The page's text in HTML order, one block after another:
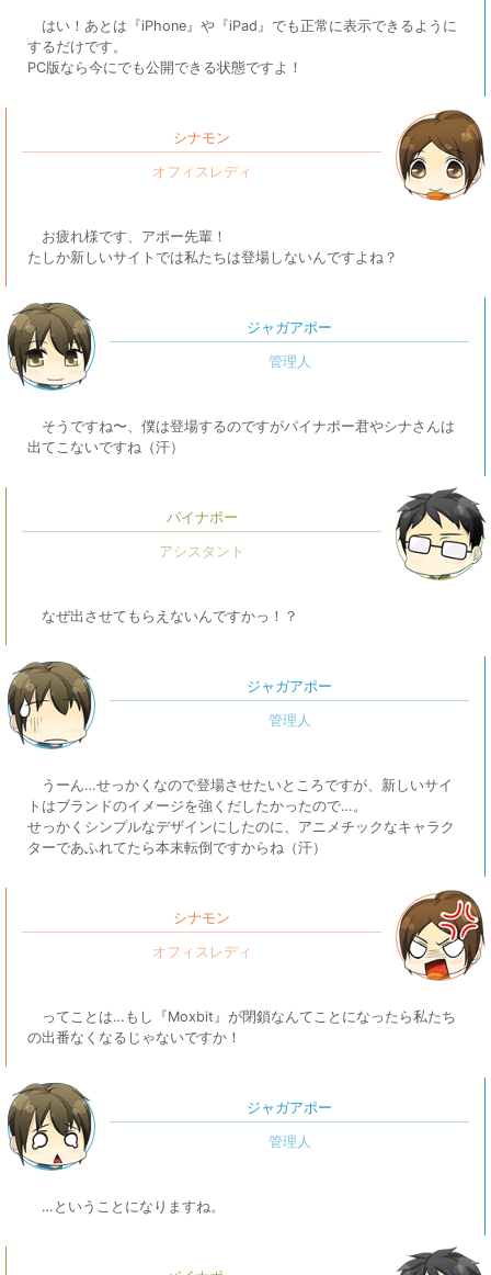
はい！あとは『iPhone』や『iPad』でも正常に表示できるように
するだけです。
PC版なら今にでも公開できる状態ですよ！
シナモン
お疲れ様です、アポー先輩！
たしか新しいサイトでは私たちは登場しないんですよね？
ジャガアポー
そうですね〜、僕は登場するのですがパイナポー君やシナさんは
出てこないですね（汗）
パイナポー
なぜ出させてもらえないんですかっ！？
ジャガアポー
うーん…せっかくなので登場させたいところですが、新しいサイ
トはブランドのイメージを強くだしたかったので…。
せっかくシンプルなデザインにしたのに、アニメチックなキャラク
ターであふれてたら本末転倒ですからね（汗）
シナモン
ってことは…もし『Moxbit』が閉鎖なんてことになったら私たち
の出番なくなるじゃないですか！
ジャガアポー
…ということになりますね。